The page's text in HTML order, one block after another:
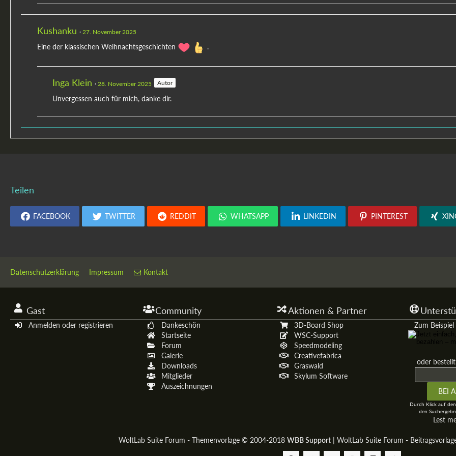
Kushanku 27. November 2025
Eine der klassischen Weihnachtsgeschichten .
Inga Klein 28. November 2025 Autor
Unvergessen auch für mich, danke dir.
Teilen
FACEBOOK TWITTER REDDIT WHATSAPP LINKEDIN PINTEREST
Datenschutzerklärung Impressum Kontakt
Gast
Anmelden oder registrieren
Community
Dankeschön
Startseite
Forum
Galerie
Downloads
Mitglieder
Auszeichnungen
Aktionen & Partner
3D-Board Shop
WSC-Support
Speedmodeling
Creativefabrica
Graswald
Skylum Software
Zum
oder
Durch Klick auf
den
Lest
WoltLab Suite Forum - Themenvorlage © 2004-2018 WBB Support| WoltLab Suite Forum -